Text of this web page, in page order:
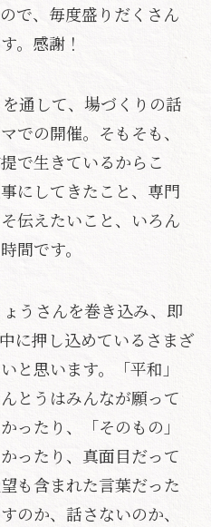
で、毎度盛りだくさん
。感謝！
通して、場づくりの話
での開催。そもそも、
で生きているからこ
にしてきたこと、専門
伝えたいこと、いろん
間です。
うさんを巻き込み、即
に押し込めているさまざ
と思います。「平和」
とうはみんなが願って
ったり、「そのもの」
ったり、真面目だって
も含まれた言葉だった
のか、話さないのか、